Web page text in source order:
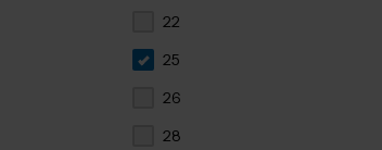
22
25
26
28